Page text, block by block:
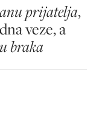
prijatelja,
veze, a
braka